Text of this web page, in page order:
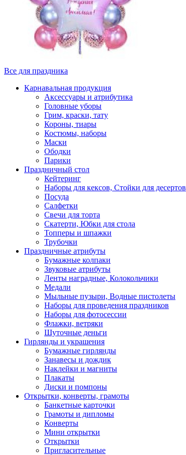
Все для праздника
Карнавальная продукция
Аксессуары и атрибутика
Головные уборы
Грим, краски, тату
Короны, тиары
Костюмы, наборы
Маски
Ободки
Парики
Праздничный стол
Кейтеринг
Наборы для кексов, Стойки для десертов
Посуда
Салфетки
Свечи для торта
Скатерти, Юбки для стола
Топперы и шпажки
Трубочки
Праздничные атрибуты
Бумажные колпаки
Звуковые атрибуты
Ленты наградные, Колокольчики
Медали
Мыльные пузыри, Водные пистолеты
Наборы для проведения праздников
Наборы для фотосессии
Флажки, ветряки
Шуточные деньги
Гирлянды и украшения
Бумажные гирлянды
Занавесы и дождик
Наклейки и магниты
Плакаты
Диски и помпоны
Открытки, конверты, грамоты
Банкетные карточки
Грамоты и дипломы
Конверты
Мини открытки
Открытки
Пригласительные